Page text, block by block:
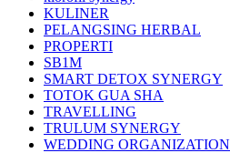
KULINER
PELANGSING HERBAL
PROPERTI
SB1M
SMART DETOX SYNERGY
TOTOK GUA SHA
TRAVELLING
TRULUM SYNERGY
WEDDING ORGANIZATION